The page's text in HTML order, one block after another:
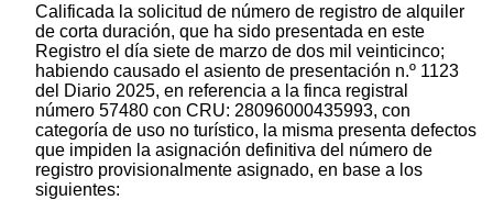
Calificada la solicitud de número de registro de alquiler
de corta duración, que ha sido presentada en este
Registro el día siete de marzo de dos mil veinticinco;
habiendo causado el asiento de presentación n.º 1123
del Diario 2025, en referencia a la finca registral
número 57480 con CRU: 28096000435993, con
categoría de uso no turístico, la misma presenta defectos
que impiden la asignación definitiva del número de
registro provisionalmente asignado, en base a los
siguientes: